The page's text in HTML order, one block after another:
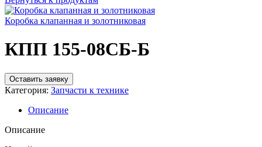
Коробка клапанная и золотниковая
КПП 155-08СБ-Б
Оставить заявку
Категория: Запчасти к технике
Описание
Описание